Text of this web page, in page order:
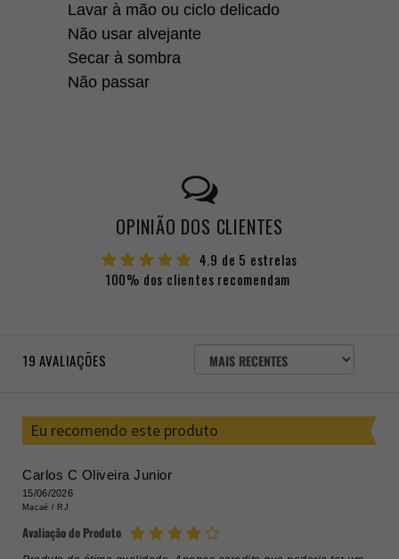
Lavar à mão ou ciclo delicado
Não usar alvejante
Secar à sombra
Não passar
OPINIÃO DOS CLIENTES
4.9 de 5 estrelas
100% dos clientes recomendam
19 AVALIAÇÕES
ORDENAR
AVALIAÇÕES
Eu recomendo este produto
Carlos C Oliveira Junior
15/06/2026
Macaé / RJ
Avaliação do Produto